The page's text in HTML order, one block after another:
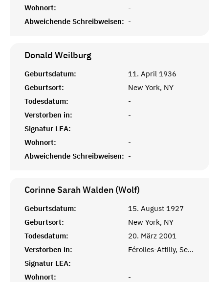
Wohnort:
-
Abweichende Schreibweisen: -
Donald Weilburg
Geburtsdatum:
11. April 1936
Geburtsort:
New York, NY
Todesdatum:
-
Verstorben in:
-
Signatur LEA:
Wohnort:
-
Abweichende Schreibweisen: -
Corinne Sarah Walden (Wolf)
Geburtsdatum:
15. August 1927
Geburtsort:
New York, NY
Todesdatum:
20. März 2001
Verstorben in:
Férolles-Attilly, Seine-et-Marne
Signatur LEA:
Wohnort:
-